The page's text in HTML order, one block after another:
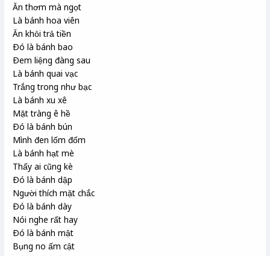
Ăn thơm mà ngọt
Là bánh hoa viên
Ăn khỏi trả tiền
Ðó là bánh bao
Ðem liệng đàng sau
Là bánh quai vạc
Trắng trong như bạc
Là bánh xu xê
Mặt tràng ê hề
Ðó là bánh bún
Mình đen lốm đốm
Là bánh hạt mè
Thấy ai cũng kè
Ðó là bánh dập
Người thích mặt chắc
Ðó là bánh dày
Nói nghe rất hay
Ðó là bánh mật
Bụng no ấm cật